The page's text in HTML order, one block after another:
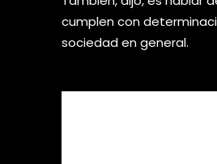
cumplen con
sociedad en general.